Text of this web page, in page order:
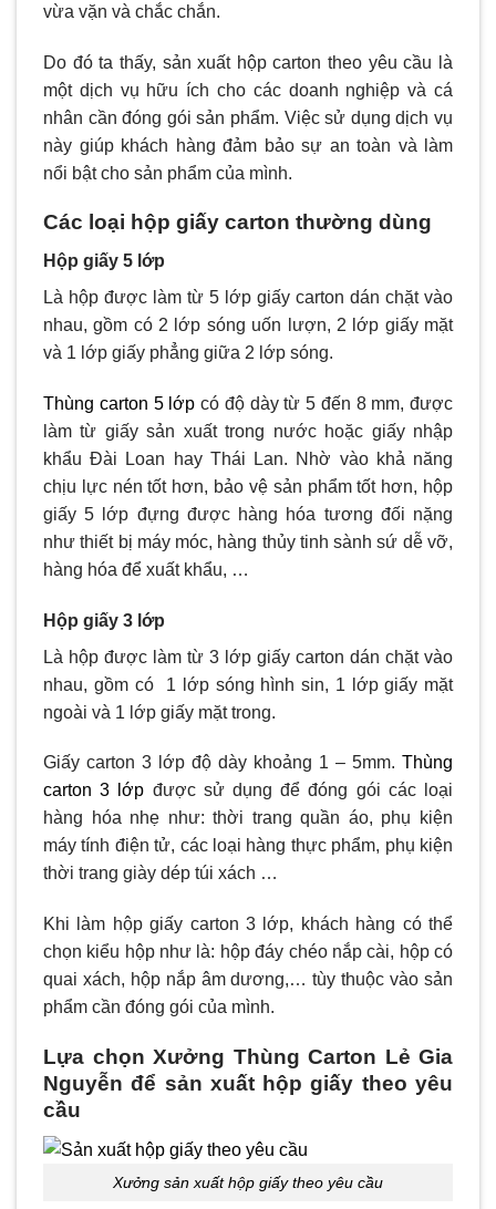
vừa vặn và chắc chắn.
Do đó ta thấy, sản xuất hộp carton theo yêu cầu là
một dịch vụ hữu ích cho các doanh nghiệp và cá
nhân cần đóng gói sản phẩm. Việc sử dụng dịch vụ
này giúp khách hàng đảm bảo sự an toàn và làm
nổi bật cho sản phẩm của mình.
Các loại hộp giấy carton thường dùng
Hộp giấy 5 lớp
Là hộp được làm từ 5 lớp giấy carton dán chặt vào
nhau, gồm có 2 lớp sóng uốn lượn, 2 lớp giấy mặt
và 1 lớp giấy phẳng giữa 2 lớp sóng.
Thùng carton 5 lớp có độ dày từ 5 đến 8 mm, được
làm từ giấy sản xuất trong nước hoặc giấy nhập
khẩu Đài Loan hay Thái Lan. Nhờ vào khả năng
chịu lực nén tốt hơn, bảo vệ sản phẩm tốt hơn, hộp
giấy 5 lớp đựng được hàng hóa tương đối nặng
như thiết bị máy móc, hàng thủy tinh sành sứ dễ vỡ,
hàng hóa để xuất khẩu, …
Hộp giấy 3 lớp
Là hộp được làm từ 3 lớp giấy carton dán chặt vào
nhau, gồm có 1 lớp sóng hình sin, 1 lớp giấy mặt
ngoài và 1 lớp giấy mặt trong.
Giấy carton 3 lớp độ dày khoảng 1 – 5mm. Thùng
carton 3 lớp được sử dụng để đóng gói các loại
hàng hóa nhẹ như: thời trang quần áo, phụ kiện
máy tính điện tử, các loại hàng thực phẩm, phụ kiện
thời trang giày dép túi xách …
Khi làm hộp giấy carton 3 lớp, khách hàng có thể
chọn kiểu hộp như là: hộp đáy chéo nắp cài, hộp có
quai xách, hộp nắp âm dương,… tùy thuộc vào sản
phẩm cần đóng gói của mình.
Lựa chọn Xưởng Thùng Carton Lẻ Gia
Nguyễn để sản xuất hộp giấy theo yêu
cầu
Xưởng sản xuất hộp giấy theo yêu cầu